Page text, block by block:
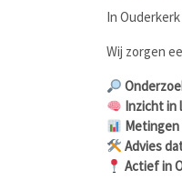
In
Wij zorgen
Inzicht in
Advies
Actief in